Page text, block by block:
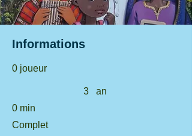
Informations
0 joueur
3
an
0 min
Complet